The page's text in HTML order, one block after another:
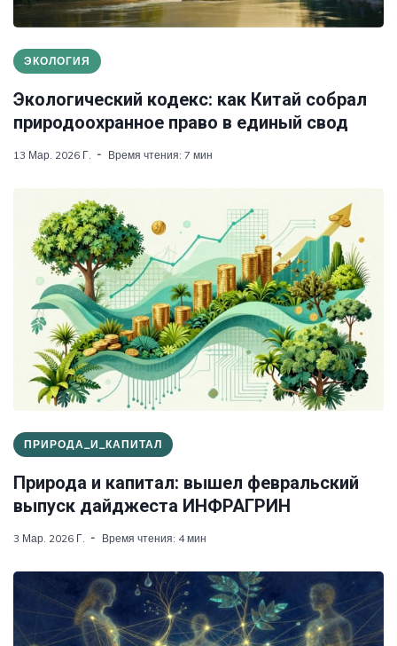
ЭКОЛОГИЯ
Экологический кодекс: как Китай собрал
природоохранное право в единый свод
13 Мар. 2026 Г. Время чтения: 7 мин
ПРИРОДА_И_КАПИТАЛ
Природа и капитал: вышел февральский
выпуск дайджеста ИНФРАГРИН
3 Мар. 2026 Г. Время чтения: 4 мин